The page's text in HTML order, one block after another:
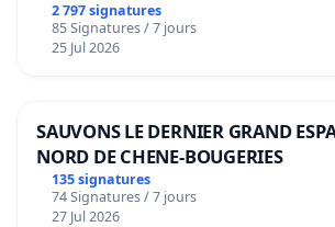
2 797 signatures
85 Signatures / 7 jours
25 Jul 2026
SAUVONS LE DERNIER GRAND
NORD DE CHENE-BOUGERIES
135 signatures
74 Signatures / 7 jours
27 Jul 2026